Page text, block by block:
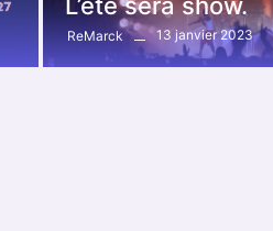
ReMarck 13 janvier 2023